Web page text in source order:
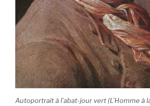
Autoportrait à l’abat-jour vert (L’Homme à